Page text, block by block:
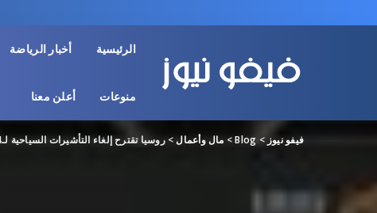
الرئيسية أخبار الرياضة
منوعات أعلن معنا
فيفو نيوز >
Blog
> مال وأعمال>روسيا تقترح إلغاء التأشيرات السياحية لـ4 دول عربية